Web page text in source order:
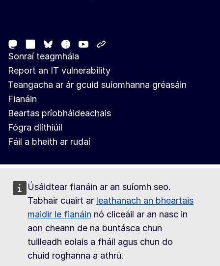
Úsáidtear fianáin ar an suíomh seo.
Tabhair cuairt ar leathanach an bheartais
maidir le fianáin nó cliceáil ar an nasc in
aon cheann de na buntásca chun
tuilleadh eolais a fháil agus chun do
chuid roghanna a athrú.
MastodonLinkedIn
Bluesky
Facebook
Youtube
Sonraí teagmhála
Report an IT vulnerability
Teangacha ar ár gcuid suíomhanna gréasáin
Fianáin
Beartas príobháideachais
Fógra dlíthiúil
Fáil a bheith ar rudaí